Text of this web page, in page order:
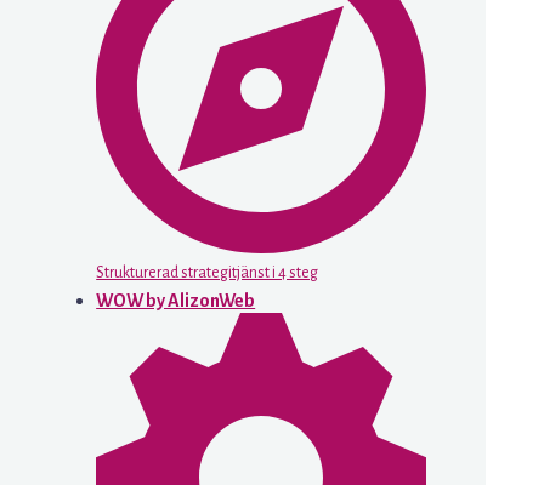
Strukturerad strategitjänst i 4 steg
WOW by AlizonWeb